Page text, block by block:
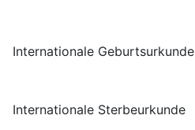
Internationale Geburtsurkunde
Internationale Sterbeurkunde